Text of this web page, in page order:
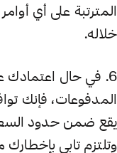
المترتبة على أي
خلاله.
6. في حال
المدفوعات، فإنك
يقع ضمن حدود
وتلتزم تابي